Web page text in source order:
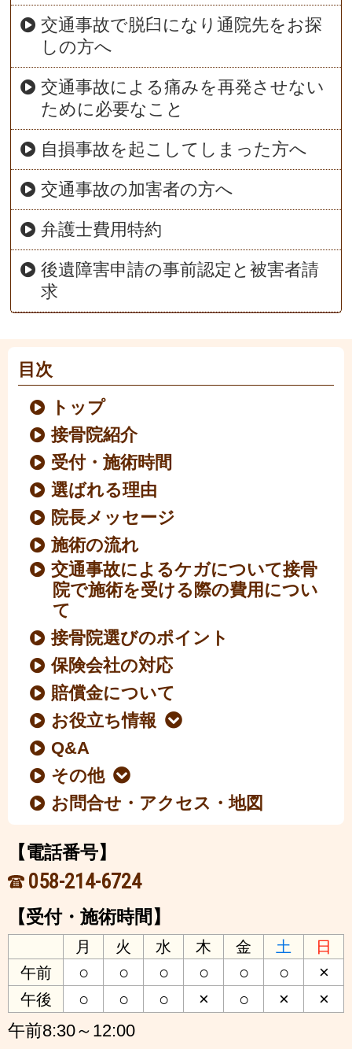
交通事故で脱臼になり通院先をお探
しの方へ
交通事故による痛みを再発させない
ために必要なこと
自損事故を起こしてしまった方へ
交通事故の加害者の方へ
弁護士費用特約
後遺障害申請の事前認定と被害者請
求
目次
トップ
接骨院紹介
受付・施術時間
選ばれる理由
院長メッセージ
施術の流れ
交通事故によるケガについて接骨
院で施術を受ける際の費用につい
て
接骨院選びのポイント
保険会社の対応
賠償金について
お役立ち情報
Q&A
その他
お問合せ・アクセス・地図
【電話番号】
058-214-6724
【受付・施術時間】
月 火 水 木 金 土
日
午前
○ ○ ○ ○ ○ ○ ×
午後 ○ ○ ○ × ○ ×
×
午前8:30～12:00